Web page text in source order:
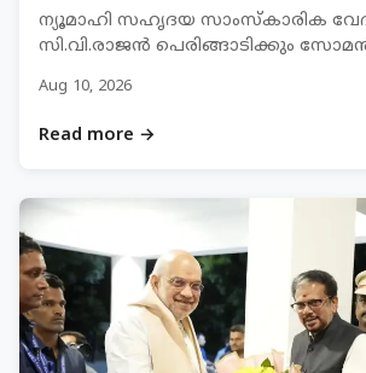
ന്യൂമാഹി സഹൃദയ സാംസ്കാരിക
സി.വി.രാജൻ പെരിങ്ങാടിക്കും
Aug 10, 2026
Read more →